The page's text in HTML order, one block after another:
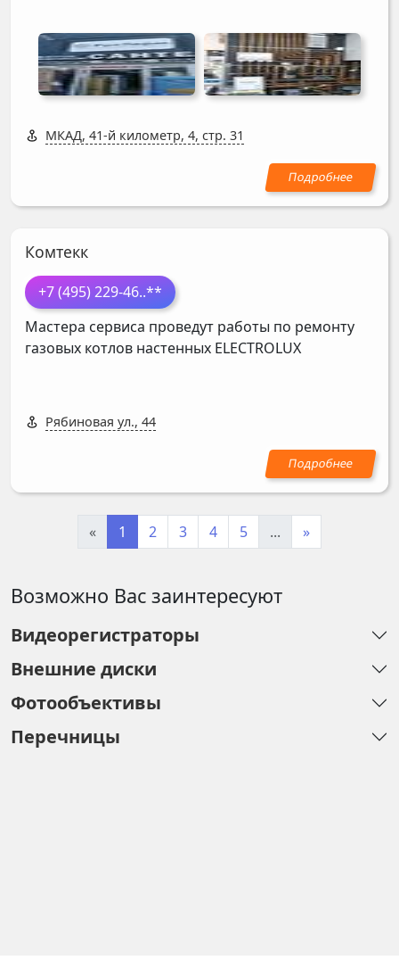
МКАД, 41-й километр, 4, стр. 31
Комтекк
+7 (495) 229-46..**
Мастера сервиса проведут работы по ремонту
газовых котлов настенных ELECTROLUX
Рябиновая ул., 44
« 1 2 3 4 5 ... »
Возможно Вас заинтересуют
Видеорегистраторы
Внешние диски
Фотообъективы
Перечницы